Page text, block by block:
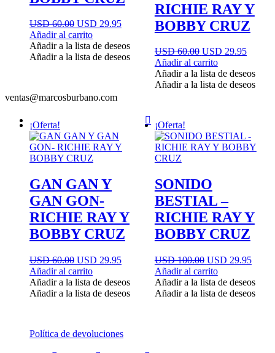
USD 60.00 El
precio
original
era:
USD 29.95El
actual
es:
Añadir al carrito
Añadir a la lista de deseos
Añadir a la lista de deseos
RICHIE RAY Y
BOBBY CRUZ
USD 60.00 El
precio
original
era:
USD 29.95El
actual
es:
Añadir al carrito
Añadir a la lista de deseos
Añadir a la lista de deseos
¡Oferta!
GAN GAN Y
GAN GON-
RICHIE RAY Y
BOBBY CRUZ
USD 60.00 El
precio
original
era:
USD 29.95El
actual
es:
Añadir al carrito
Añadir a la lista de deseos
Añadir a la lista de deseos
¡Oferta!
SONIDO
BESTIAL –
RICHIE RAY Y
BOBBY CRUZ
USD 100.00 El
precio
original
era:
USD 29.95El
actual
es:
Añadir al carrito
Añadir a la lista de deseos
Añadir a la lista de deseos
ventas@marcosburbano.com
Política de devoluciones